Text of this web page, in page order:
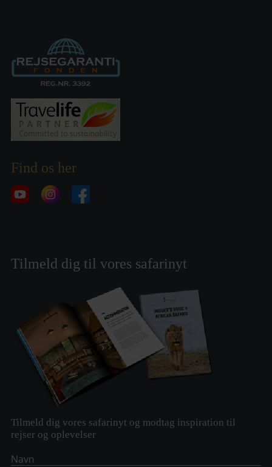
Find os her
Tilmeld dig til vores safarinyt
Tilmeld dig vores safarinyt og modtag inspiration til
rejser og oplevelser